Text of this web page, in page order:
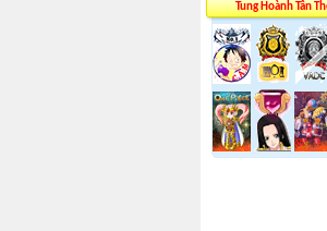
Tung Hoành Tân